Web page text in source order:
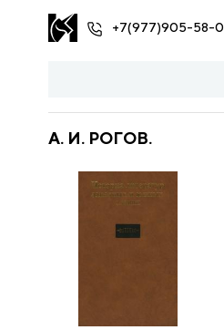
+7(977)905-58-
А. И. РОГОВ.